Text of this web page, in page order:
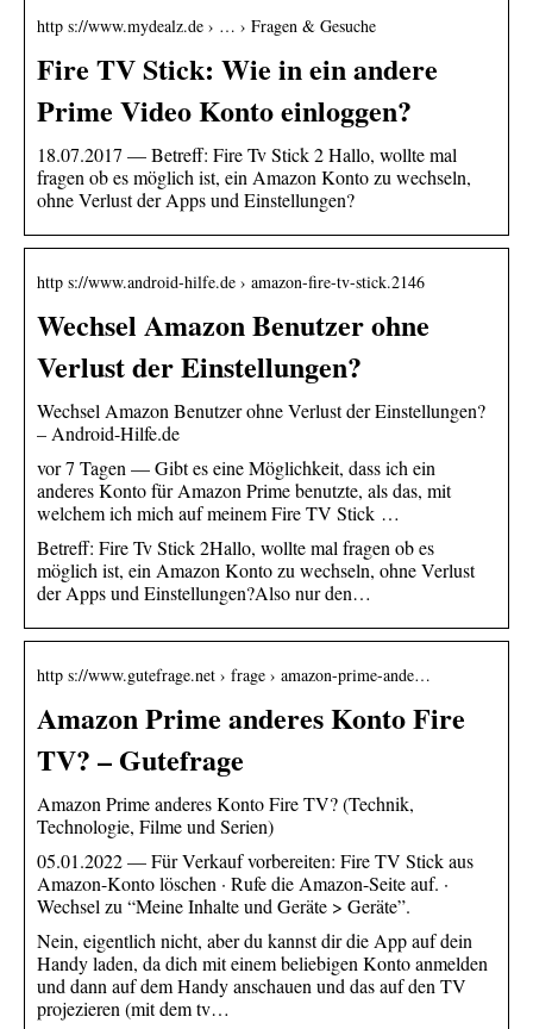
http s://www.mydealz.de › … › Fragen & Gesuche
Fire TV Stick: Wie in ein andere
Prime Video Konto einloggen?
18.07.2017 — Betreff: Fire Tv Stick 2 Hallo, wollte mal
fragen ob es möglich ist, ein Amazon Konto zu wechseln,
ohne Verlust der Apps und Einstellungen?
http s://www.android-hilfe.de › amazon-fire-tv-stick.2146
Wechsel Amazon Benutzer ohne
Verlust der Einstellungen?
Wechsel Amazon Benutzer ohne Verlust der Einstellungen?
– Android-Hilfe.de
vor 7 Tagen — Gibt es eine Möglichkeit, dass ich ein
anderes Konto für Amazon Prime benutzte, als das, mit
welchem ich mich auf meinem Fire TV Stick …
Betreff: Fire Tv Stick 2Hallo, wollte mal fragen ob es
möglich ist, ein Amazon Konto zu wechseln, ohne Verlust
der Apps und Einstellungen?Also nur den…
http s://www.gutefrage.net › frage › amazon-prime-ande…
Amazon Prime anderes Konto Fire
TV? – Gutefrage
Amazon Prime anderes Konto Fire TV? (Technik,
Technologie, Filme und Serien)
05.01.2022 — Für Verkauf vorbereiten: Fire TV Stick aus
Amazon-Konto löschen · Rufe die Amazon-Seite auf. ·
Wechsel zu “Meine Inhalte und Geräte > Geräte”.
Nein, eigentlich nicht, aber du kannst dir die App auf dein
Handy laden, da dich mit einem beliebigen Konto anmelden
und dann auf dem Handy anschauen und das auf den TV
projezieren (mit dem tv…